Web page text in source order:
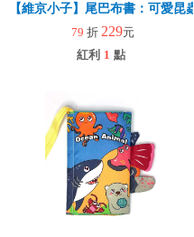
【維京小子】尾巴布書：可愛昆蟲
79 折 229元
紅利 1 點